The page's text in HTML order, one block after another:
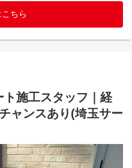
のような存在です。
倉庫から積み込みを行い、関
業、一部、施工業務補助をお
りとサポートしてくれる方
変更の可能性あり
ちら
ト施工スタッフ｜経
ャンスあり(埼玉サー